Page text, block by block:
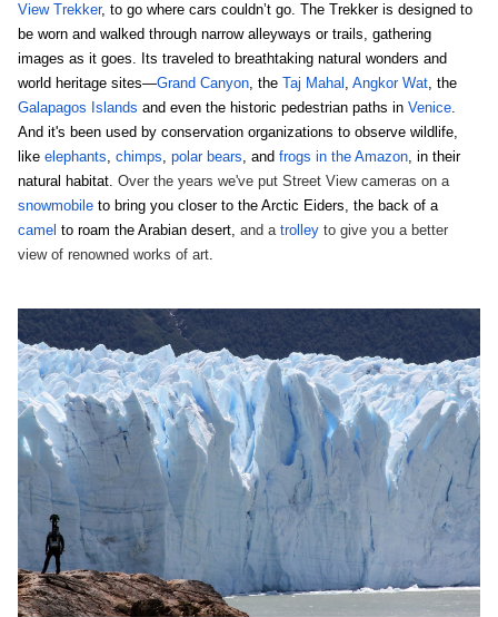
View Trekker, to go where cars couldn’t go. The Trekker is designed to
be worn and walked through narrow alleyways or trails, gathering
images as it goes. Its traveled to breathtaking natural wonders and
world heritage sites—Grand Canyon , the Taj Mahal Angkor Wat
Galapagos Islands and even the historic pedestrian paths in Venice
And it's been used by conservation organizations to observe wildlife,
like elephants chimps polar bears , and frogs in the Amazon , in their
natural habitat. Over the years we've put Street View cameras on a
snowmobile
camel to roam the Arabian desert, and a trolley to give you a better
view of renowned works of art